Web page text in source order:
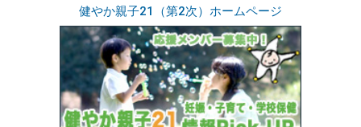
健やか親子21（第2次）ホームページ